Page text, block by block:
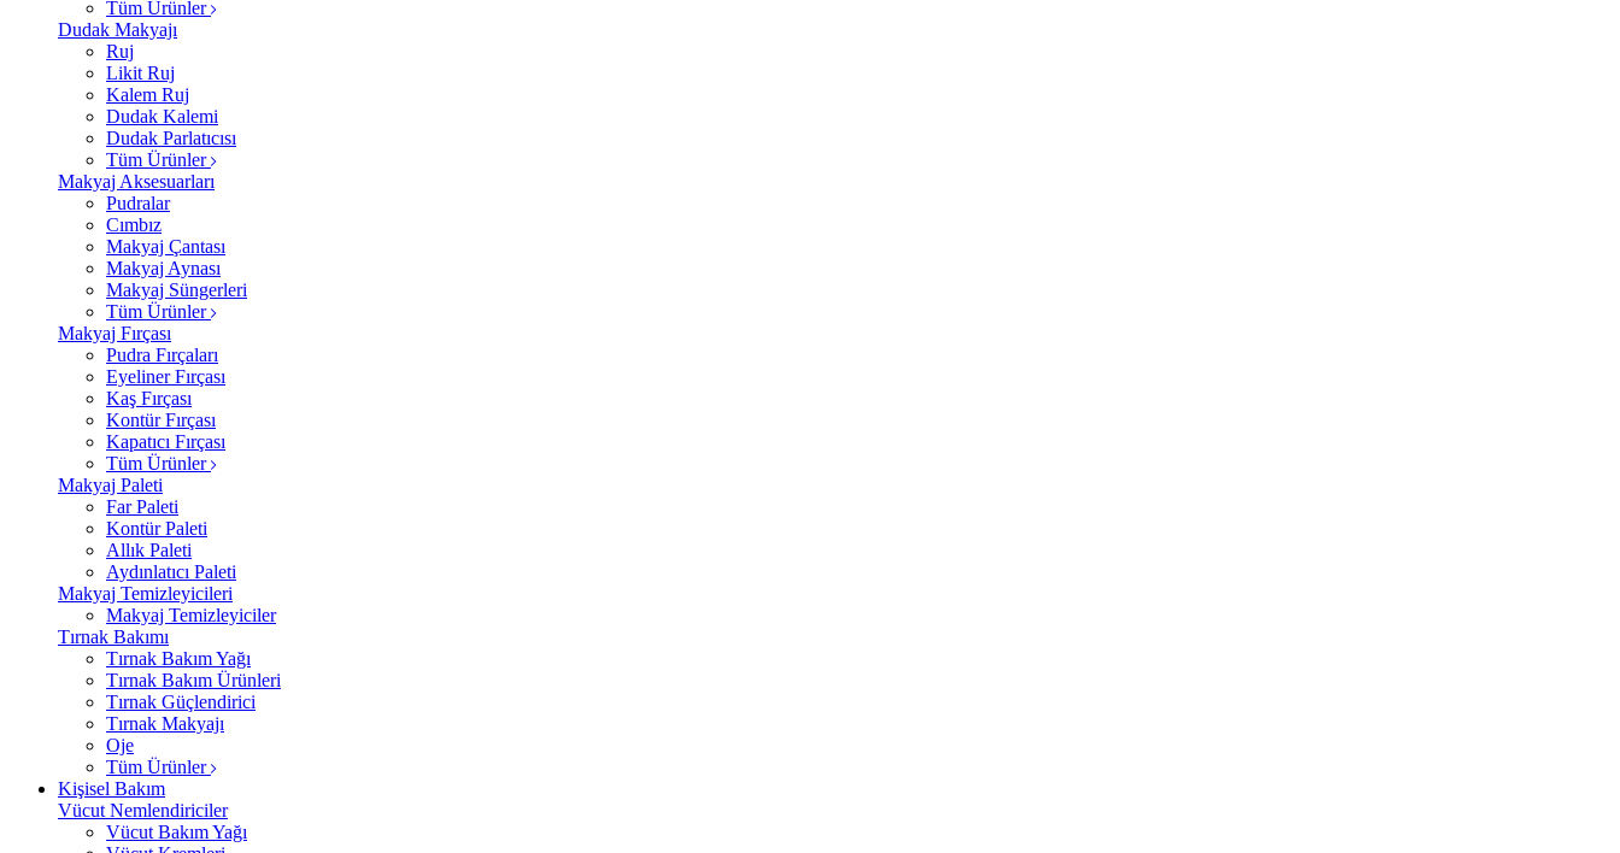
Tüm Ürünler
Dudak Makyajı
Ruj
Likit Ruj
Kalem Ruj
Dudak Kalemi
Dudak Parlatıcısı
Tüm Ürünler
Makyaj Aksesuarları
Pudralar
Cımbız
Makyaj Çantası
Makyaj Aynası
Makyaj Süngerleri
Tüm Ürünler
Makyaj Fırçası
Pudra Fırçaları
Eyeliner Fırçası
Kaş Fırçası
Kontür Fırçası
Kapatıcı Fırçası
Tüm Ürünler
Makyaj Paleti
Far Paleti
Kontür Paleti
Allık Paleti
Aydınlatıcı Paleti
Makyaj Temizleyicileri
Makyaj Temizleyiciler
Tırnak Bakımı
Tırnak Bakım Yağı
Tırnak Bakım Ürünleri
Tırnak Güçlendirici
Tırnak Makyajı
Oje
Tüm Ürünler
Kişisel Bakım
Vücut Nemlendiriciler
Vücut Bakım Yağı